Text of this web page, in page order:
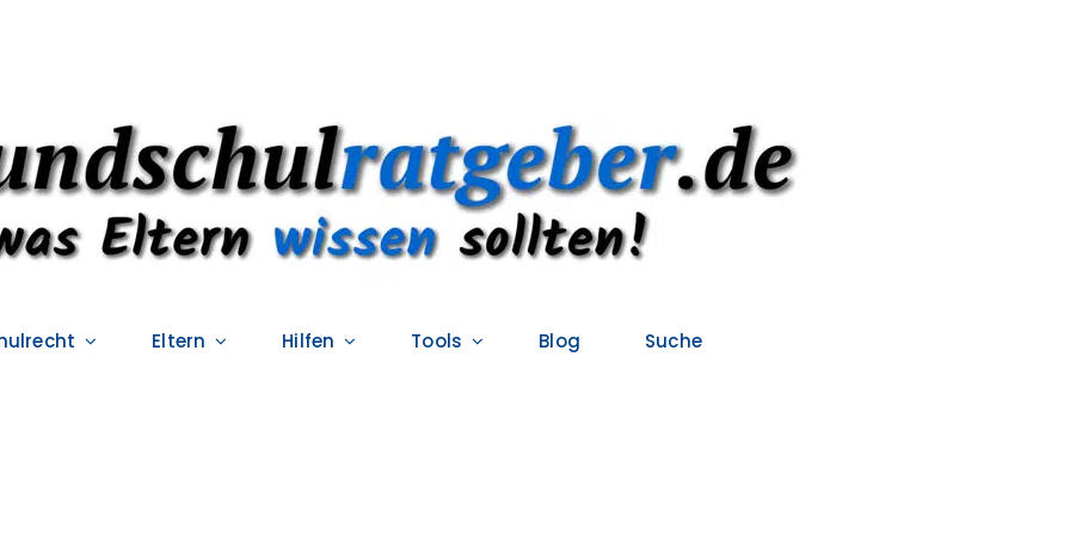
Eltern Hilfen Tools Blog Suche